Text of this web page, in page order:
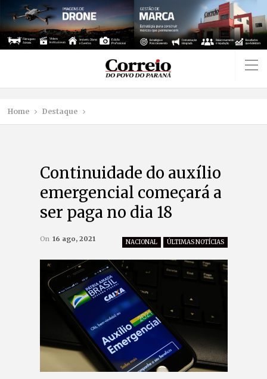
Home Destaque
Continuidade do auxílio
emergencial começará a
ser paga no dia 18
NACIONAL ÚLTIMAS NOTÍCIAS
On 16 ago, 2021